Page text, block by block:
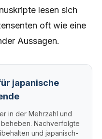
lesen sich
oft wie eine
Aussagen.
japanische
in der Mehrzahl und
Nachverfolgte
und japanisch-